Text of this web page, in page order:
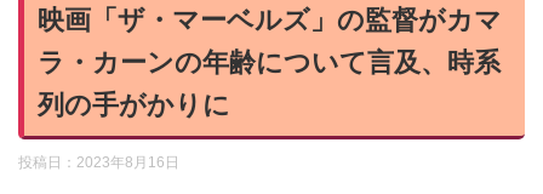
映画「ザ・マーベルズ」の監督がカマ
ラ・カーンの年齢について言及、時系
列の手がかりに
投稿日： 2023年8月16日